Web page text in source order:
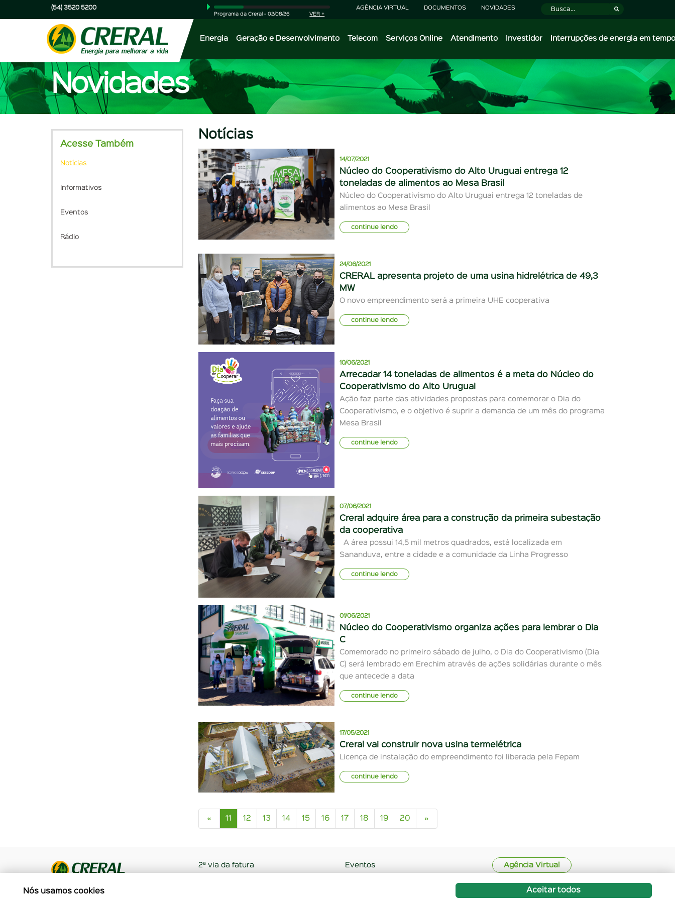
(54) 3520 5200
Programa da Creral - 02/08/26 VER +
AGÊNCIA VIRTUAL DOCUMENTOS NOVIDADES
Energia Geração e Desenvolvimento Telecom Serviços Online Atendimento Investidor Interrupções de energia em
Novidades
Notícias
14/07/2021
Núcleo do Cooperativismo do Alto Uruguai entrega 12
toneladas de alimentos ao Mesa Brasil
Núcleo do Cooperativismo do Alto Uruguai entrega 12 toneladas de
alimentos ao Mesa Brasil
continue lendo
24/06/2021
CRERAL apresenta projeto de uma usina hidrelétrica de 49,3
MW
O novo empreendimento será a primeira UHE cooperativa
continue lendo
10/06/2021
Arrecadar 14 toneladas de alimentos é a meta do Núcleo do
Cooperativismo do Alto Uruguai
Ação faz parte das atividades propostas para comemorar o Dia do
Cooperativismo, e o objetivo é suprir a demanda de um mês do programa
Mesa Brasil
continue lendo
07/06/2021
Creral adquire área para a construção da primeira subestação
da cooperativa
A área possui 14,5 mil metros quadrados, está localizada em
Sananduva, entre a cidade e a comunidade da Linha Progresso
continue lendo
01/06/2021
Núcleo do Cooperativismo organiza ações para lembrar o Dia
C
Comemorado no primeiro sábado de julho, o Dia do Cooperativismo (Dia
C) será lembrado em Erechim através de ações solidárias durante o mês
que antecede a data
continue lendo
17/05/2021
Creral vai construir nova usina termelétrica
Licença de instalação do empreendimento foi liberada pela Fepam
continue lendo
« 11 12 13 14 15 16 17 18 19 20 »
Acesse Também
Notícias
Informativos
Eventos
Rádio
Todos os Direitos Reservados. CRERAL
2ª via da fatura
Eventos
Agência Virtual
Nós usamos cookies Aceitar todos